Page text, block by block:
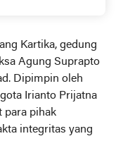
Kartika, gedung
Agung Suprapto
Dipimpin oleh
Irianto Prijatna
para pihak
integritas yang